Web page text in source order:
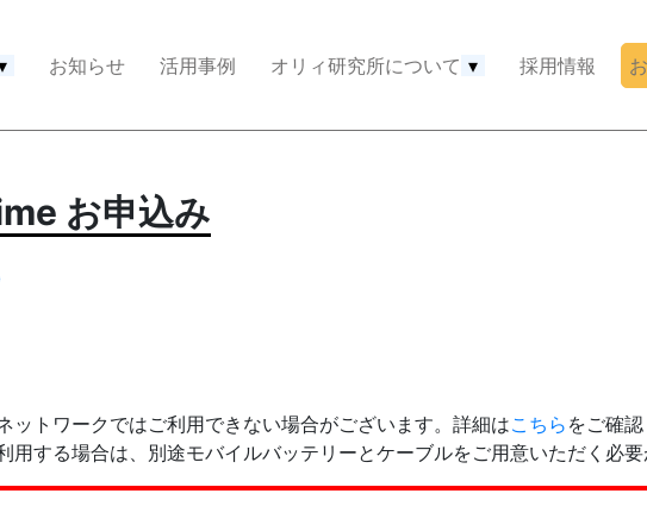
お知らせ 活用事例 オリィ研究所について ▾ 採用情報
お申込み
ットワークではご利用できない場合がございます。詳細はこちら をご確
用する場合は、別途モバイルバッテリーとケーブルをご用意いただく必